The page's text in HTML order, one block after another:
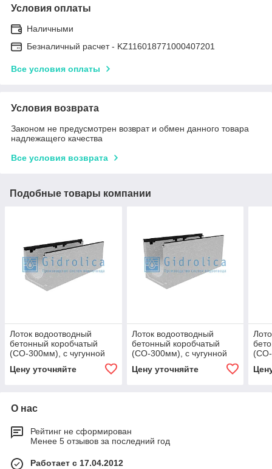
Условия оплаты
Наличными
Безналичный расчет - KZ116018771000407201
Все условия оплаты
Условия возврата
Законом не предусмотрен возврат и обмен данного товара
надлежащего качества
Все условия возврата
Подобные товары компании
Лоток водоотводный
бетонный коробчатый
(СО-300мм), с чугунной
(30).37(30) - BGZ-S, №
Цену уточняйте
Лоток водоотводный
бетонный коробчатый
(СО-300мм), с чугунной
(30).44,5(37,5) - BGZ-S, №
Цену уточняйте
(СО-
О нас
Рейтинг не сформирован
Менее 5 отзывов за последний год
Работает с 17.04.2012